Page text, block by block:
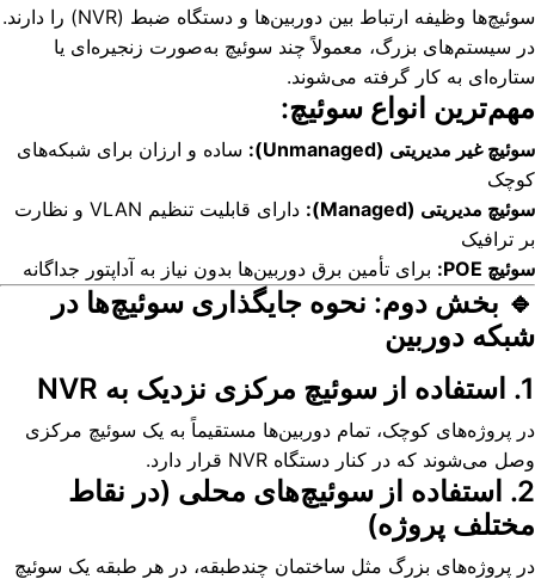
سوئیچ‌ها وظیفه ارتباط بین دوربین‌ها و دستگاه ضبط (NVR) را دارند.
در سیستم‌های بزرگ، معمولاً چند سوئیچ به‌صورت زنجیره‌ای یا
ستاره‌ای به کار گرفته می‌شوند.
مهم‌ترین انواع سوئیچ:
سوئیچ غیر مدیریتی (Unmanaged):
ساده و ارزان برای شبکه‌های
کوچک
سوئیچ مدیریتی (Managed):
دارای قابلیت تنظیم VLAN و نظارت
بر ترافیک
سوئیچ POE:
برای تأمین برق دوربین‌ها بدون نیاز به آداپتور جداگانه
🔹 بخش دوم: نحوه جایگذاری سوئیچ‌ها در
شبکه دوربین
1. استفاده از سوئیچ مرکزی نزدیک به NVR
در پروژه‌های کوچک، تمام دوربین‌ها مستقیماً به یک سوئیچ مرکزی
وصل می‌شوند که در کنار دستگاه NVR قرار دارد.
2. استفاده از سوئیچ‌های محلی (در نقاط
مختلف پروژه)
در پروژه‌های بزرگ مثل ساختمان چندطبقه، در هر طبقه یک سوئیچ